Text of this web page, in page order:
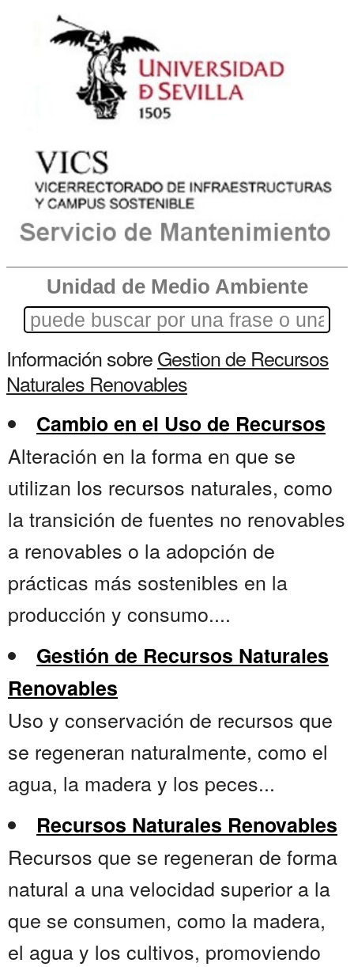
Unidad de Medio Ambiente
Información sobreGestion de Recursos
Naturales Renovables
Cambio en el Uso de Recursos
Alteración en la forma en que se
utilizan los recursos naturales, como
la transición de fuentes no renovables
a renovables o la adopción de
prácticas más sostenibles en la
producción y consumo....
Gestión de Recursos Naturales
Renovables
Uso y conservación de recursos que
se regeneran naturalmente, como el
agua, la madera y los peces...
Recursos Naturales Renovables
Recursos que se regeneran de forma
natural a una velocidad superior a la
que se consumen, como la madera,
el agua y los cultivos, promoviendo